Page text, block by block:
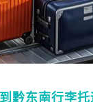
黔东南行李托